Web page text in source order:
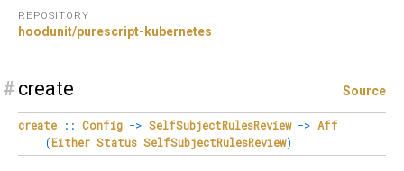
REPOSITORY
hoodunit/purescript-kubernetes
# create Source
create :: Config -> SelfSubjectRulesReview -> Aff
(Either Status SelfSubjectRulesReview)